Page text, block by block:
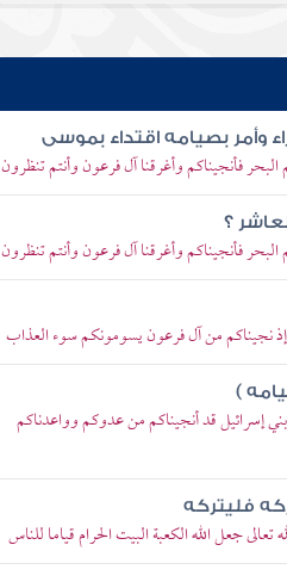
وأمر بصيامه اقتداء بموسى
فأنجيناكم وأغرقنا آل فرعون وأنتم تنظرون
؟
فأنجيناكم وأغرقنا آل فرعون وأنتم تنظرون
نجيناكم من آل فرعون يسومونكم سوء العذاب
)
إسرائيل قد أنجيناكم من عدوكم وواعدناكم
فليتركه
جعل الله الكعبة البيت الحرام قياما للناس